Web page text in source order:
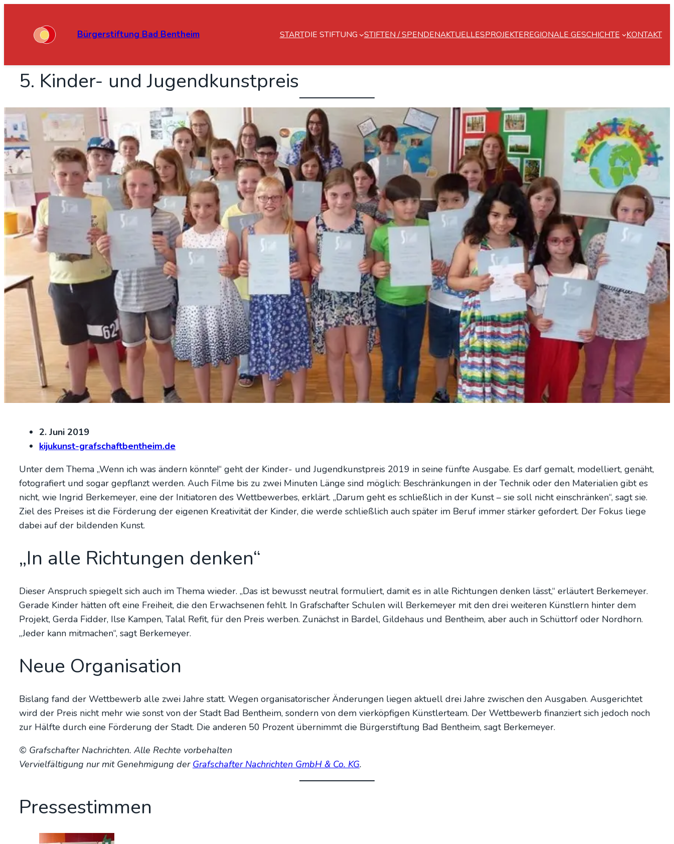
Bürgerstiftung Bad Bentheim STARTDIE STIFTUNG STIFTEN / SPENDENAKTUELLESPROJEKTEREGIONALE GESCHICHTE KONTAKT
5. Kin­der- und Jugend­kunst­preis
2. Juni 2019
kijukunst-grafschaftbentheim.de
Unter dem The­ma „Wenn ich was ändern könn­te!“ geht der Kin­der- und Jugend­kunst­preis 2019 in sei­ne fünf­te Aus­ga­be. Es darf gemalt, model­liert, genäht,
foto­gra­fiert und sogar gepflanzt wer­den. Auch Fil­me bis zu zwei Minu­ten Län­ge sind mög­lich: Beschrän­kun­gen in der Tech­nik oder den Mate­ria­li­en gibt es
nicht, wie Ingrid Ber­ke­mey­er, eine der Initia­to­ren des Wett­be­wer­bes, erklärt. „Dar­um geht es schließ­lich in der Kunst – sie soll nicht ein­schrän­ken“, sagt sie.
Ziel des Prei­ses ist die För­de­rung der eige­nen Krea­ti­vi­tät der Kin­der, die wer­de schließ­lich auch spä­ter im Beruf immer stär­ker gefor­dert. Der Fokus lie­ge
dabei auf der bil­den­den Kunst.
„In alle Rich­tun­gen den­ken“
Die­ser Anspruch spie­gelt sich auch im The­ma wie­der. „Das ist bewusst neu­tral for­mu­liert, damit es in alle Rich­tun­gen den­ken lässt,“ erläu­tert Ber­ke­mey­er.
Gera­de Kin­der hät­ten oft eine Frei­heit, die den Erwach­se­nen fehlt. In Graf­schaf­ter Schu­len will Ber­ke­mey­er mit den drei wei­te­ren Künst­lern hin­ter dem
Pro­jekt, Ger­da Fid­der, Ilse Kam­pen, Tal­al Refit, für den Preis wer­ben. Zunächst in Bar­del, Gil­de­haus und Bent­heim, aber auch in Schüt­torf oder Nord­horn.
„Jeder kann mit­ma­chen“, sagt Ber­ke­mey­er.
Neue Orga­ni­sa­ti­on
Bis­lang fand der Wett­be­werb alle zwei Jah­re statt. Wegen orga­ni­sa­to­ri­scher Ände­run­gen lie­gen aktu­ell drei Jah­re zwi­schen den Aus­ga­ben. Aus­ge­rich­tet
wird der Preis nicht mehr wie sonst von der Stadt Bad Bent­heim, son­dern von dem vier­köp­fi­gen Künst­ler­team. Der Wett­be­werb finan­ziert sich jedoch noch
zur Hälf­te durch eine För­de­rung der Stadt. Die ande­ren 50 Pro­zent über­nimmt die Bür­ger­stif­tung Bad Bent­heim, sagt Ber­ke­mey­er.
© Graf­schaf­ter Nach­rich­ten. Alle Rech­te vor­be­hal­ten
Ver­viel­fäl­ti­gung nur mit Geneh­mi­gung der Graf­schaf­ter Nach­rich­ten GmbH & Co. KG.
Pres­se­stim­men